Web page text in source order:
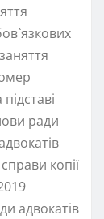
ради
копії
адвокатів